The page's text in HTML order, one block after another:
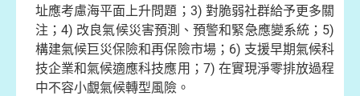
址應考慮海平面上升問題；3) 對脆弱社群給予更多關
注；4) 改良氣候災害預測、預警和緊急應變系統；5)
構建氣候巨災保險和再保險市場；6) 支援早期氣候科
技企業和氣候適應科技應用；7) 在實現淨零排放過程
中不容小覷氣候轉型風險。